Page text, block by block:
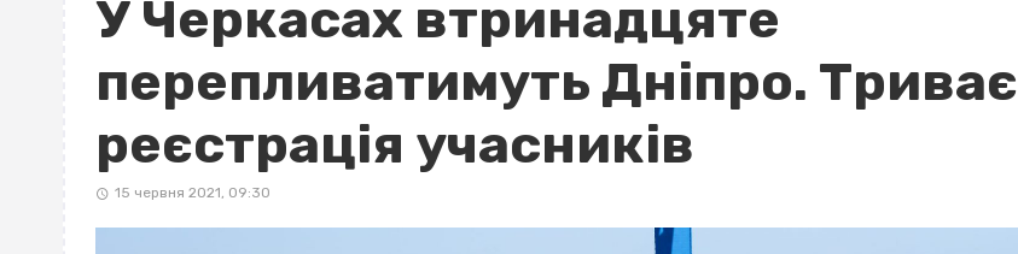
У Черкасах втринадцяте
перепливатимуть Дніпро. Триває
реєстрація учасників
15 червня 2021, 09:30